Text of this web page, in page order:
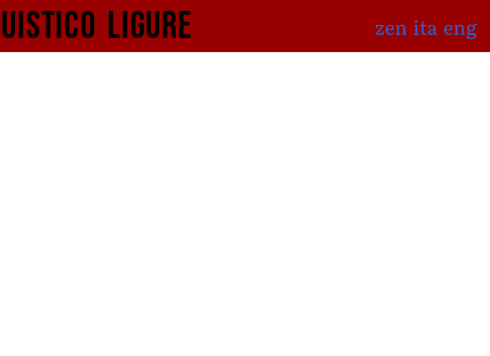
ligure zen ita eng